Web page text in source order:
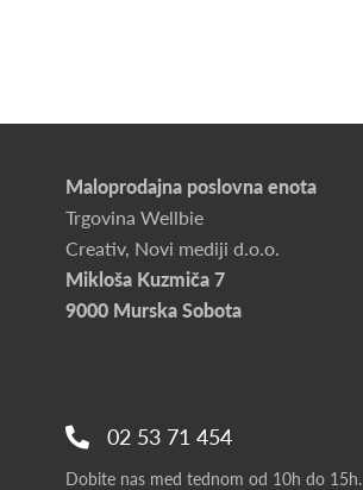
Maloprodajna poslovna enota
Trgovina Wellbie
Creativ, Novi mediji d.o.o.
Mikloša Kuzmiča 7
9000 Murska Sobota
02 53 71 454
Dobite nas med tednom od 10h do 15h.